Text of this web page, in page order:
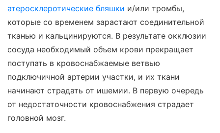
атеросклеротические бляшки и/или тромбы,
которые со временем зарастают соединительной
тканью и кальцинируются. В результате окклюзии
сосуда необходимый объем крови прекращает
поступать в кровоснабжаемые ветвью
подключичной артерии участки, и их ткани
начинают страдать от ишемии. В первую очередь
от недостаточности кровоснабжения страдает
головной мозг.